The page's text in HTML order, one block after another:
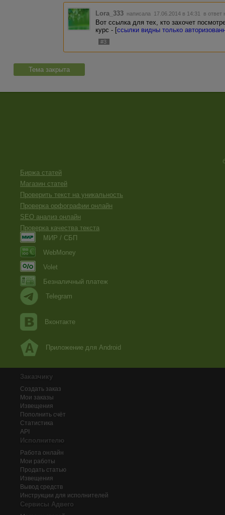
Lora_333 написала 17.06.2014 в 14:31 в ответ
Вот ссылка для тех, кто захочет
курс - [ссылки видны только
#3
Тема закрыта
Биржа статей
Магазин статей
Проверить текст на уникальность
Проверка орфографии онлайн
SEO анализ онлайн
Проверка качества текста
МИР / СБП
WebMoney
Volet
Безналичный платеж
Telegram
Вконтакте
Приложение для Android
Заказчику
Создать заказ
Мои заказы
Извещения
Пополнить счёт
Статистика
API
Исполнителю
Работа онлайн
Мои работы
Продать статью
Извещения
Вывод средств
Инструкции для исполнителей
Сервисы Адвего